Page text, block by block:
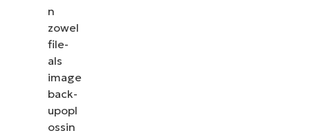
n
zowel
file-
als
image
back-
upopl
ossin